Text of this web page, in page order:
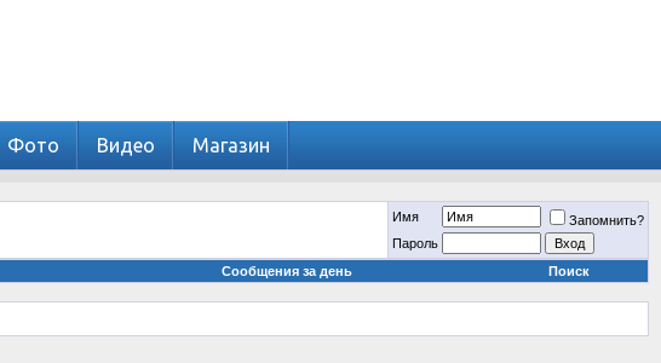
Фото Видео Магазин
Имя
Запомнить?
Пароль
Сообщения за день Поиск